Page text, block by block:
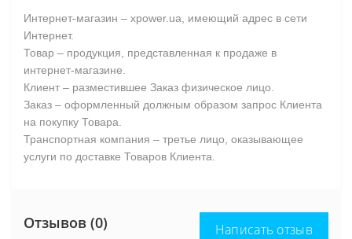
Интернет-магазин – xpower.ua, имеющий адрес в сети
Интернет.
Товар – продукция, представленная к продаже в
интернет-магазине.
Клиент – разместившее Заказ физическое лицо.
Заказ – оформленный должным образом запрос Клиента
на покупку Товара.
Транспортная компания – третье лицо, оказывающее
услуги по доставке Товаров Клиента.
Отзывов (0) Написать отзыв